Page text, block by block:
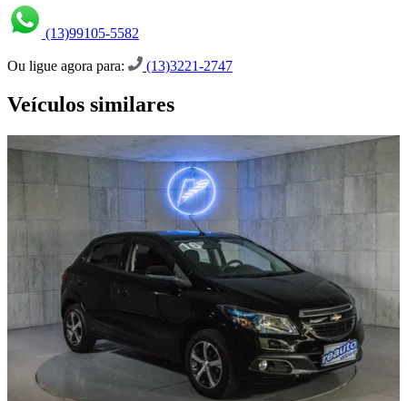
(13)99105-5582
Ou ligue agora para: (13)3221-2747
Veículos similares